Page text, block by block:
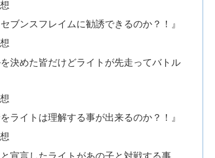
ブンスフレイムに勧誘できるのか？！』
決めた皆だけどライトが先走ってバトル
ライトは理解する事が出来るのか？！』
宣言したライトがあの子と対戦する事